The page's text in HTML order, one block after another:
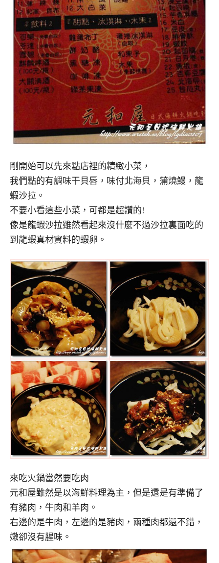
剛開始可以先來點店裡的精緻小菜，
我們點的有調味干貝唇，味付北海貝，蒲燒鰻，龍
蝦沙拉。
不要小看這些小菜，可都是超讚的!
像是龍蝦沙拉雖然看起來沒什麼不過沙拉裏面吃的
到龍蝦真材實料的蝦卵。
來吃火鍋當然要吃肉
元和屋雖然是以海鮮料理為主，但是還是有準備了
有豬肉，牛肉和羊肉。
右邊的是牛肉，左邊的是豬肉，兩種肉都還不錯，
嫩卻沒有腥味。